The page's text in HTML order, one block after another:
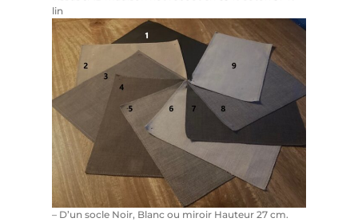
lin
– D’un socle Noir, Blanc ou miroir Hauteur 27 cm.